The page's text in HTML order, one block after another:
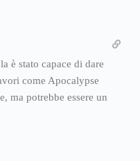
è stato capace di dare
come Apocalypse
ma potrebbe essere un